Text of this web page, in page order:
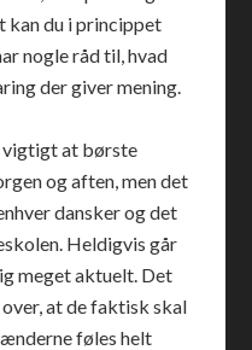
kan du i princippet
nogle råd til, hvad
der giver mening.
vigtigt at børste
og aften, men det
dansker og det
Heldigvis går
meget aktuelt. Det
at de faktisk skal
føles helt